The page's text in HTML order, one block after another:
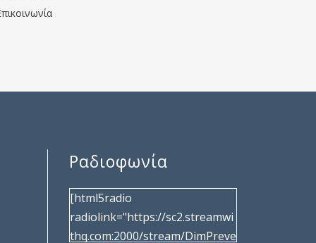
Ραδιοφωνία
[html5radio
radiolink="https://sc2.streamwi
thq.com:2000/stream/DimPreve